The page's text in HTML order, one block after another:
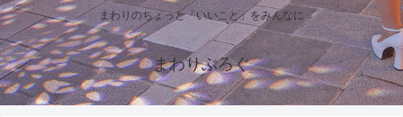
まわりのちょっと「いいこと」をみんなに
まわりぶろぐ